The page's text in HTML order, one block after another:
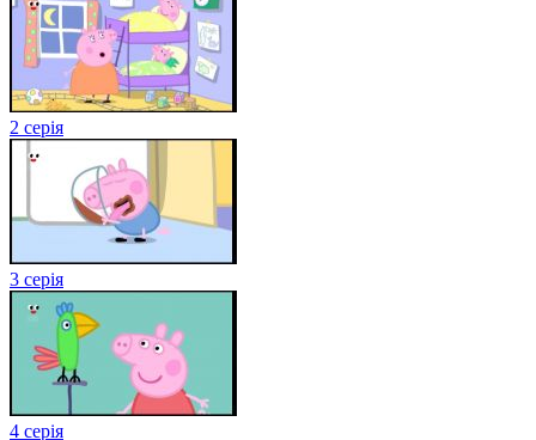
2 серія
3 серія
4 серія